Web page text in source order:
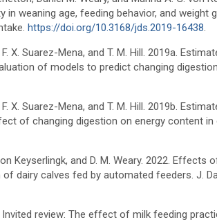
weaning age, feeding behavior, and weight
https://doi.org/10.3168/jds.2019-16438.
F. X. Suarez-Mena, and T. M. Hill. 2019a.
of models to predict changing
F. X. Suarez-Mena, and T. M. Hill. 2019b.
of changing digestion on energy content in
Keyserlingk, and D. M. Weary. 2022.
dairy calves fed by automated feeders. J.
Invited review: The effect of milk feeding